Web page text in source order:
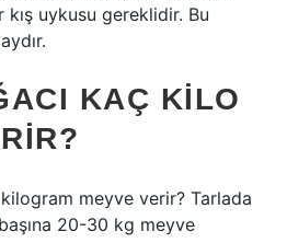
kış uykusu gereklidir. Bu
KAÇ KILO
meyve verir? Tarlada
20-30 kg meyve